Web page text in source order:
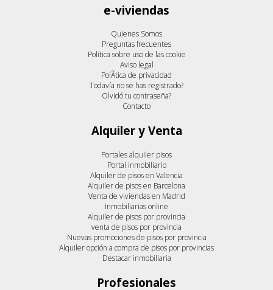
e-viviendas
Quienes Somos
Preguntas frecuentes
Política sobre uso de las cookie
Aviso legal
PolÃ­tica de privacidad
Todavía no se has registrado?
Olvidó tu contraseña?
Contacto
Alquiler y Venta
Portales alquiler pisos
Portal inmobiliario
Alquiler de pisos en Valencia
Alquiler de pisos en Barcelona
Venta de viviendas en Madrid
Inmobiliarias online
Alquiler de pisos por provincia
venta de pisos por provincia
Nuevas promociones de pisos por provincia
Alquiler opción a compra de pisos por provincias
Destacar inmobiliaria
Profesionales